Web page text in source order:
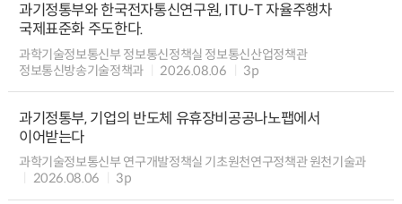
과기정통부와 한국전자통신연구원, ITU-T 자율주행차
국제표준화 주도한다.
과학기술정보통신부 정보통신정책실 정보통신산업정책관
정보통신방송기술정책과
2026.08.06 3p
과기정통부, 기업의 반도체 유휴장비공공나노팹에서
이어받는다
과학기술정보통신부 연구개발정책실 기초원천연구정책관 원천기술과
2026.08.06
3p